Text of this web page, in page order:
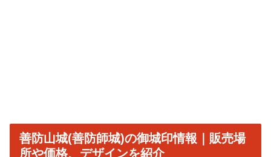
善防山城(善防師城)の御城印情報｜販売場
所や価格、デザインを紹介